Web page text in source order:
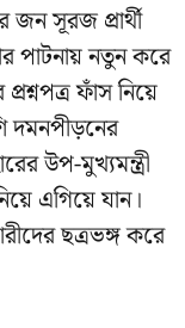
জন সূরজ প্রার্থী
পাটনায় নতুন করে
ফাঁস নিয়ে
দমনপীড়নের
উপ-মুখ্যমন্ত্রী
এগিয়ে যান।
ছত্রভঙ্গ করে